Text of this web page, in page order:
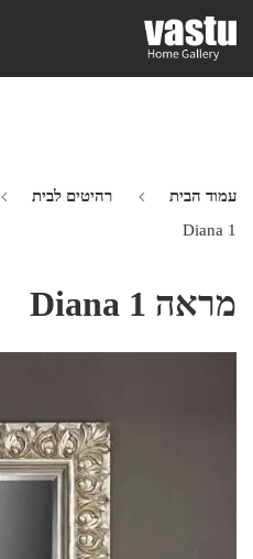
עמוד הבית רהיטים לבית
Diana 1
מראה Diana 1